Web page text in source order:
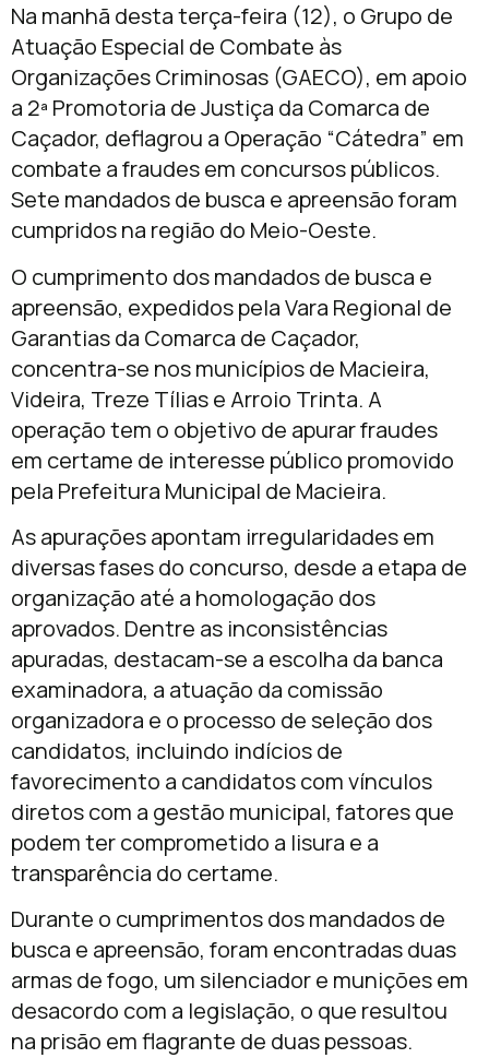
Na manhã desta terça-feira (12), o Grupo de
Atuação Especial de Combate às
Organizações Criminosas (GAECO), em apoio
a 2ª Promotoria de Justiça da Comarca de
Caçador, deflagrou a Operação “Cátedra” em
combate a fraudes em concursos públicos.
Sete mandados de busca e apreensão foram
cumpridos na região do Meio-Oeste.
O cumprimento dos mandados de busca e
apreensão, expedidos pela Vara Regional de
Garantias da Comarca de Caçador,
concentra-se nos municípios de Macieira,
Videira, Treze Tílias e Arroio Trinta. A
operação tem o objetivo de apurar fraudes
em certame de interesse público promovido
pela Prefeitura Municipal de Macieira.
As apurações apontam irregularidades em
diversas fases do concurso, desde a etapa de
organização até a homologação dos
aprovados. Dentre as inconsistências
apuradas, destacam-se a escolha da banca
examinadora, a atuação da comissão
organizadora e o processo de seleção dos
candidatos, incluindo indícios de
favorecimento a candidatos com vínculos
diretos com a gestão municipal, fatores que
podem ter comprometido a lisura e a
transparência do certame.
Durante o cumprimentos dos mandados de
busca e apreensão, foram encontradas duas
armas de fogo, um silenciador e munições em
desacordo com a legislação, o que resultou
na prisão em flagrante de duas pessoas.